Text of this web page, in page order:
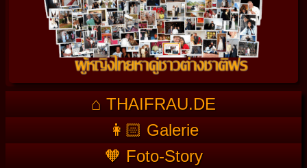
⌂ THAIFRAU.DE
👩🏻 Galerie
🧡 Foto-Story